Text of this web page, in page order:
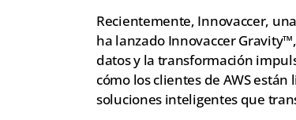
Recientemente, Innovaccer,
ha lanzado Innovaccer
datos y la transformación
cómo los clientes de AWS
soluciones inteligentes que